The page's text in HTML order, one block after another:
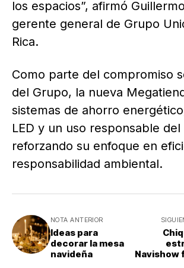
los espacios”, afirmó
gerente general de Grupo
Rica.
Como parte del compromiso
del Grupo, la nueva
sistemas de ahorro
LED y un uso responsable del
reforzando su enfoque en
responsabilidad ambiental.
NOTA ANTERIOR
Ideas para
decorar la mesa
navideña
Navishow